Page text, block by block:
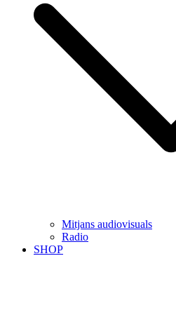
Mitjans audiovisuals
Radio
SHOP